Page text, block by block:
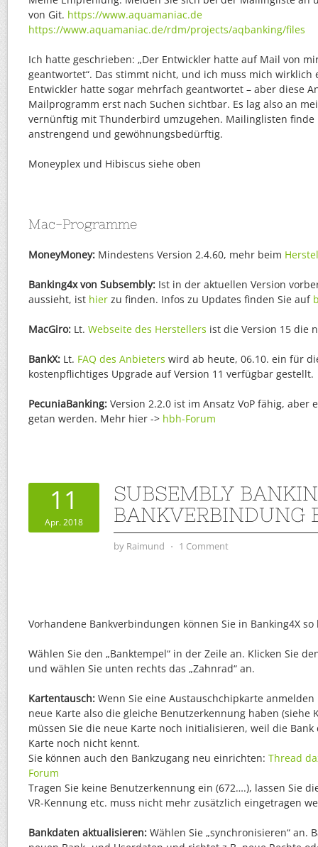
von Git. https://www.aquamaniac.de
https://www.aquamaniac.de/rdm/projects/aqbanking/files
Ich hatte geschrieben: „Der Entwickler hatte auf Mail von
geantwortet“. Das stimmt nicht, und ich muss mich wirklich
Entwickler hatte sogar mehrfach geantwortet – aber diese
Mailprogramm erst nach Suchen sichtbar. Es lag also an
vernünftig mit Thunderbird umzugehen. Mailinglisten finde
anstrengend und gewöhnungsbedürftig.
Moneyplex und Hibiscus siehe oben
Mac-Programme
MoneyMoney: Mindestens Version 2.4.60, mehr beim
Banking4x von Subsembly: Ist in der aktuellen Version
aussieht, ist hier zu finden. Infos zu Updates finden Sie auf
MacGiro: Lt. Webseite des Herstellers ist die Version 15 die
BankX: Lt. FAQ des Anbieters wird ab heute, 06.10. ein für
kostenpflichtiges Upgrade auf Version 11 verfügbar gestellt.
PecuniaBanking: Version 2.2.0 ist im Ansatz VoP fähig, aber
getan werden. Mehr hier -> hbh-Forum
11
Apr. 2018
SUBSEMBLY
BANKVERBINDUNG
by Raimund ⋅ 1 Comment
Vorhandene Bankverbindungen können Sie in Banking4X
Wählen Sie den „Banktempel“ in der Zeile an. Klicken Sie
und wählen Sie unten rechts das „Zahnrad“ an.
Kartentausch: Wenn Sie eine Austauschchipkarte
neue Karte also die gleiche Benutzerkennung haben (siehe
müssen Sie die neue Karte noch initialisieren, weil die
Karte noch nicht kennt.
Sie können auch den Bankzugang neu einrichten: Thread
Forum
Tragen Sie keine Benutzerkennung ein (672….), lassen Sie
VR-Kennung etc. muss nicht mehr zusätzlich eingetragen
Bankdaten aktualisieren: Wählen Sie „synchronisieren“ an.